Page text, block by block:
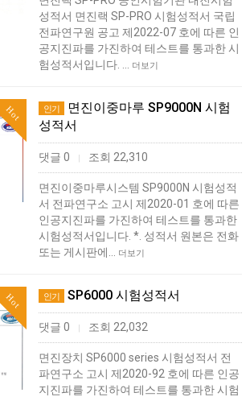
성적서 면진랙 SP-PRO 시험성적서 국립
전파연구원 공고 제2022-07 호에 따른 인
공지진파를 가진하여 테스트를 통과한 시
험성적서입니다. …
더보기
Hot 인기
면진이중마루 SP9000N 시험
성적서
댓글 0 | 조회 22,310
면진이중마루시스템 SP9000N 시험성적
서 전파연구소 고시 제2020-01 호에 따른
인공지진파를 가진하여 테스트를 통과한
시험성적서입니다. *. 성적서 원본은 전화
또는 게시판에…
더보기
Hot 인기 SP6000 시험성적서
댓글 0 | 조회 22,032
면진장치 SP6000 series 시험성적서 전
파연구소 고시 제2020-92 호에 따른 인공
지진파를 가진하여 테스트를 통과한 시험